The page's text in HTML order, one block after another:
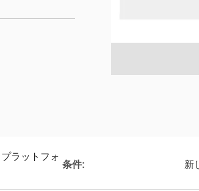
ラットフォ
条件: 新